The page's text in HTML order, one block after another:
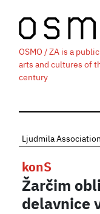
OSMO / ZA is a
arts and cultures of
century
Ljudmila Association
konS
Žarčim
delavnice